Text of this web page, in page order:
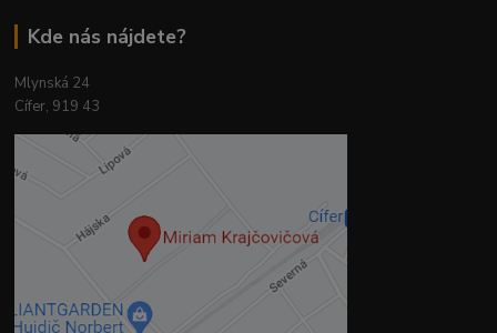
Kde nás nájdete?
Mlynská 24
Cífer, 919 43